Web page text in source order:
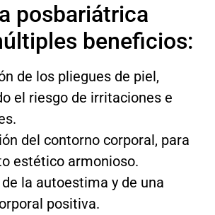
posbariátrica
beneficios:
de los pliegues de piel,
el riesgo de irritaciones e
del contorno corporal, para
estético armonioso.
la autoestima y de una
positiva.